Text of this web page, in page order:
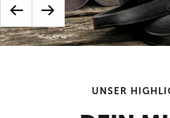
ZurückWeiter
UNSER